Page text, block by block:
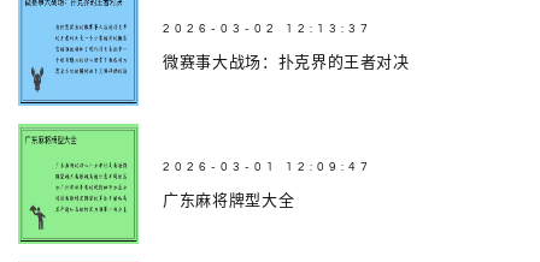
2026-03-02 12:13:37
微赛事大战场：扑克界的王者对决
2026-03-01 12:09:47
广东麻将牌型大全